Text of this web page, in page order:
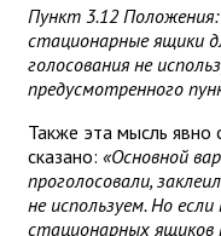
Пункт 3.12
стационарные ящики
голосования не
предусмотренного
Также эта мысль явно
сказано: «Основной
проголосовали,
не используем. Но
стационарных ящиков